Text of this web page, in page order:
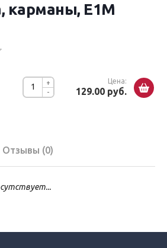
карманы, E1M
-
+ Цена:
129.00 руб.
Отзывы (0)